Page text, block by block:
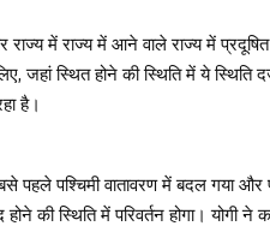
राज्य में राज्य में आने वाले राज्य में
स्थित होने की स्थिति में ये स्थिति
है।
पहले पश्चिमी वातावरण में बदल गया
की स्थिति में परिवर्तन होगा। योगी